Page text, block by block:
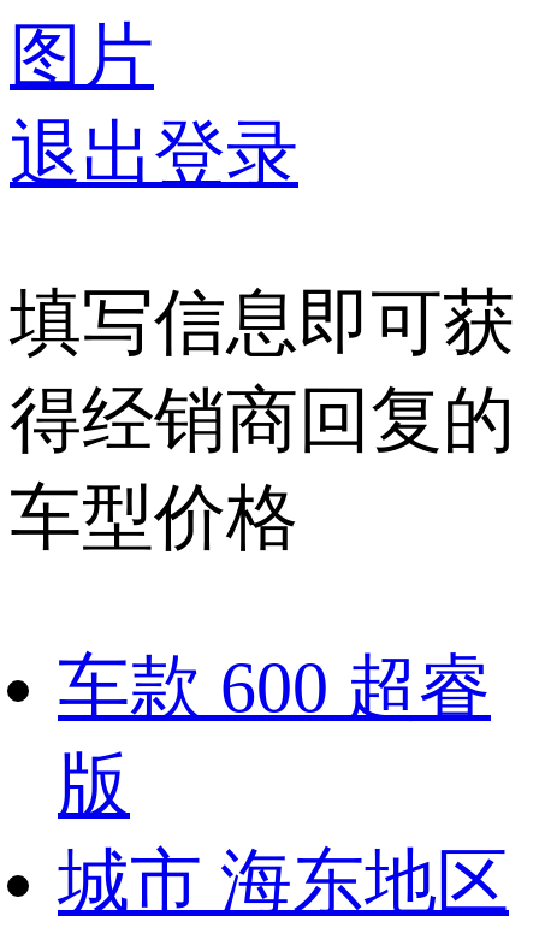
图片
退出登录
填写信息即可获
得经销商回复的
车型价格
车款 600 超睿
版
城市 海东地区